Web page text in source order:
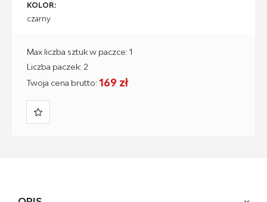
KOLOR:
czarny
Twoja cena brutto:169 zł
Max liczba sztuk w paczce: 1
Liczba paczek: 2